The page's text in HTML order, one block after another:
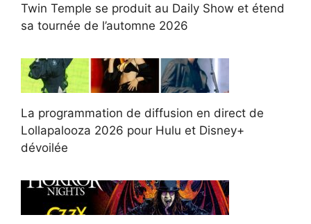
Twin Temple se produit au Daily Show et étend
sa tournée de l’automne 2026
La programmation de diffusion en direct de
Lollapalooza 2026 pour Hulu et Disney+
dévoilée